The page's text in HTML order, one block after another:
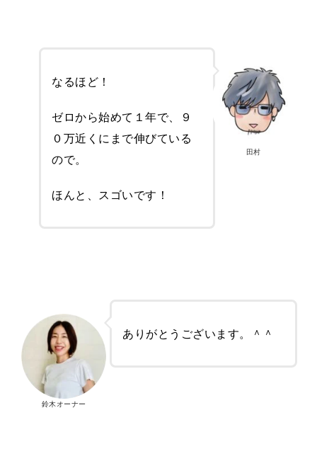
なるほど！
ゼロから始めて１年で、９
０万近くにまで伸びている
ので。
ほんと、スゴいです！
田村
ありがとうございます。＾＾
鈴木オーナー